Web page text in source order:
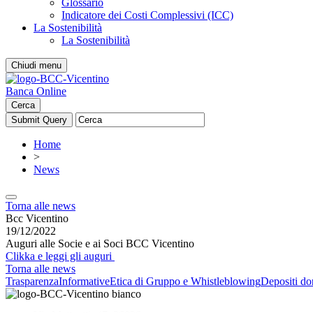
Glossario
Indicatore dei Costi Complessivi (ICC)
La Sostenibilità
La Sostenibilità
Chiudi menu
Banca Online
Cerca
Home
>
News
Torna alle news
Bcc Vicentino
19/12/2022
Auguri alle Socie e ai Soci BCC Vicentino
Clikka e leggi gli auguri
Torna alle news
TrasparenzaInformativeEtica di Gruppo e WhistleblowingDepositi